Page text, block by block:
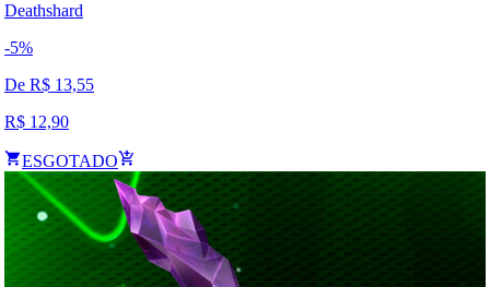
Deathshard
-5%
De R$ 13,55
R$ 12,90
ESGOTADO